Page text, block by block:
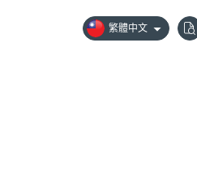
繁體中文